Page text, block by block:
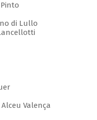
di Lullo
Valença